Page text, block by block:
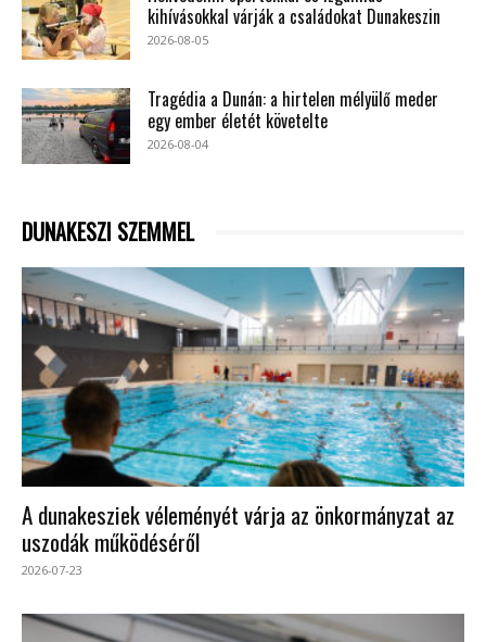
kihívásokkal várják a családokat Dunakeszin
2026-08-05
Tragédia a Dunán: a hirtelen mélyülő meder
egy ember életét követelte
2026-08-04
DUNAKESZI SZEMMEL
A dunakesziek véleményét várja az önkormányzat az
uszodák működéséről
2026-07-23